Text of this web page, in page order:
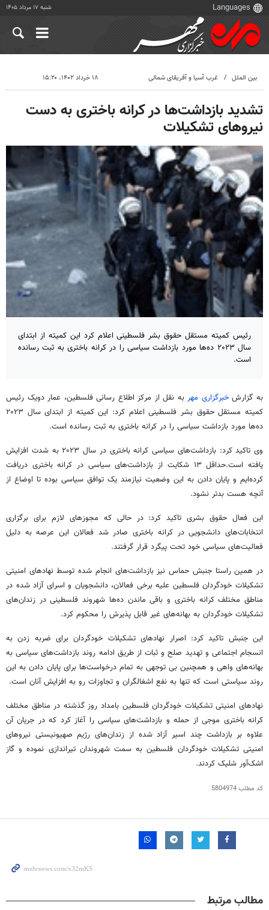
شنبه ۱۷ مرداد ۱۴۰۵
بین الملل غرب آسیا و آفریقای شمالی ۱۸ خرداد ۱۴۰۲، ۱۵:۲۰
تشدید بازداشت‌ها در کرانه باختری به دست
نیروهای تشکیلات
رئیس کمیته مستقل حقوق بشر فلسطینی اعلام کرد این کمیته از ابتدای
سال ۲۰۲۳ ده‌ها مورد بازداشت سیاسی را در کرانه باختری به ثبت رسانده
است.
به گزارشخبرگزاری مهربه نقل از مرکز اطلاع رسانی فلسطین، عمار دویک رئیس
کمیته مستقل حقوق بشر فلسطینی اعلام کرد: این کمیته از ابتدای سال ۲۰۲۳
ده‌ها مورد بازداشت سیاسی را در کرانه باختری به ثبت رسانده است.
وی تاکید کرد: بازداشت‌های سیاسی کرانه باختری در سال ۲۰۲۳ به شدت افزایش
یافته است.حداقل ۱۳ شکایت از بازداشت‌های سیاسی در کرانه باختری دریافت
کرده‌ایم و پایان دادن به این وضعیت نیازمند یک توافق سیاسی بوده تا اوضاع از
آنچه هست بدتر نشود.
این فعال حقوق بشری تاکید کرد: در حالی که مجوزهای لازم برای برگزاری
انتخابات‌های دانشجویی در کرانه باختری صادر شد فعالان این عرصه به دلیل
فعالیت‌های سیاسی خود تحت پیگرد قرار گرفتند.
در همین راستا جنبش حماس نیز بازداشت‌های انجام شده توسط نهادهای امنیتی
تشکیلات خودگردان فلسطین علیه برخی فعالان، دانشجویان و اسرای آزاد شده در
مناطق مختلف کرانه باختری و باقی ماندن ده‌ها شهروند فلسطینی در زندان‌های
تشکیلات خودگردان به بهانه‌های غیر قابل پذیرش را محکوم کرد.
این جنبش تاکید کرد: اصرار نهادهای تشکیلات خودگردان برای ضربه زدن به
انسجام اجتماعی و تهدید صلح و ثبات از طریق ادامه روند بازداشت‌های سیاسی به
بهانه‌های واهی و همچنین بی توجهی به تمام درخواست‌ها برای پایان دادن به این
روند سیاستی است که تنها به نفع اشغالگران و تجاوزات رو به افزایش آنان است.
نهادهای امنیتی تشکیلات خودگردان فلسطین بامداد روز گذشته در مناطق مختلف
کرانه باختری موجی از حمله و بازداشت‌های سیاسی را آغاز کرد که در جریان آن
علاوه بر بازداشت چند اسیر آزاد شده از زندان‌های رژیم صهیونیستی نیروهای
امنیتی تشکیلات خودگردان فلسطین به سمت شهروندان تیراندازی نموده و گاز
اشک‌آور شلیک کردند.
کد مطلب5804974
مطالب مرتبط